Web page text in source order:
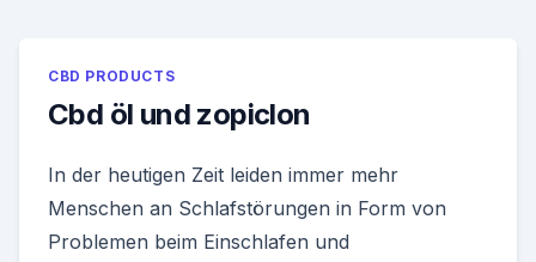
CBD PRODUCTS
Cbd öl und zopiclon
In der heutigen Zeit leiden immer mehr
Menschen an Schlafstörungen in Form von
Problemen beim Einschlafen und